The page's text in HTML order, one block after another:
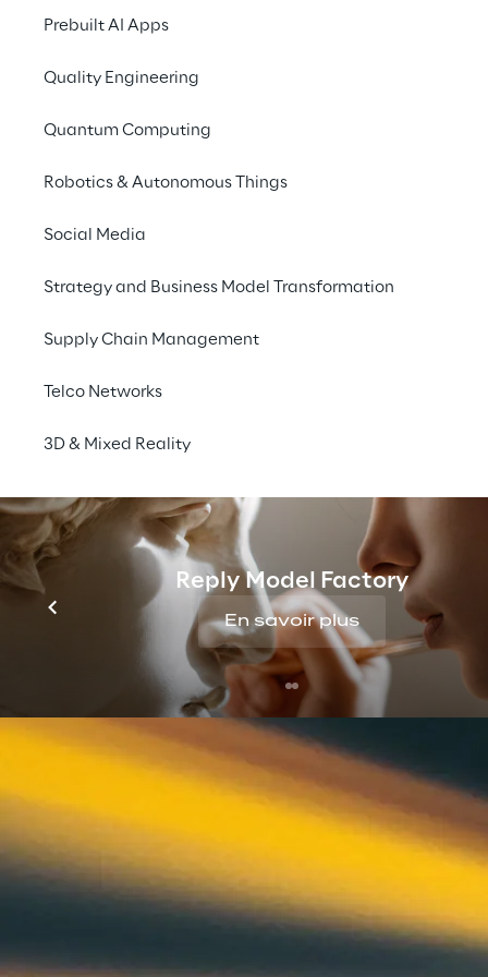
Prebuilt AI Apps
Quality Engineering
Quantum Computing
Robotics & Autonomous Things
Social Media
Strategy and Business Model Transformation
Supply Chain Management
Telco Networks
3D & Mixed Reality
Reply Model Factory
En savoir plus
AWS Summit Paris